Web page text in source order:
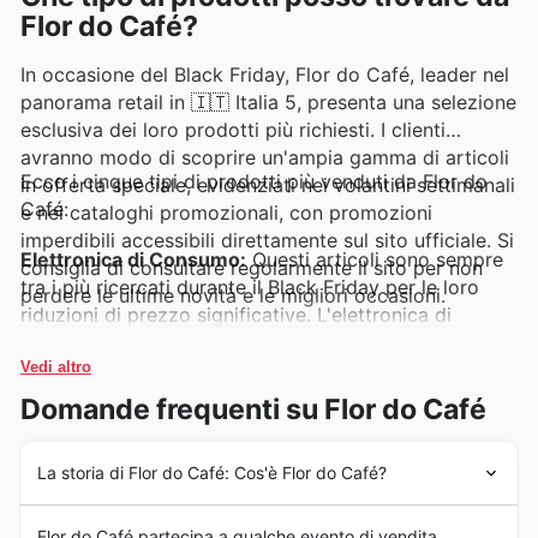
Flor do Café?
In occasione del Black Friday, Flor do Café, leader nel
panorama retail in 🇮🇹 Italia 5, presenta una selezione
esclusiva dei loro prodotti più richiesti. I clienti
avranno modo di scoprire un'ampia gamma di articoli
in offerta speciale, evidenziati nei volantini settimanali
e nei cataloghi promozionali, con promozioni
imperdibili accessibili direttamente sul sito ufficiale. Si
consiglia di consultare regolarmente il sito per non
perdere le ultime novità e le migliori occasioni.
Ecco i cinque tipi di prodotti più venduti da Flor do
Café:
Elettronica di Consumo: Questi articoli sono sempre
tra i più ricercati durante il Black Friday per le loro
riduzioni di prezzo significative. L'elettronica di
ads e nelle Flor do Café deals, offrendo ai clienti la
possibilità di aggiornare i propri dispositivi con sconti
eccezionali nelle Flor do Café Black Friday sales.
Abbigliamento e Accessori Moda: L'abbigliamento e
gli accessori a marchio Flor do Café godono di
un'enorme popolarità, specialmente durante eventi di
Vedi altro
Domande frequenti su Flor do Café
La storia di Flor do Café: Cos'è Flor do Café?